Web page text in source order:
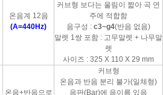
온음계 12음
(A=440Hz)
커브형 보다는 울림이 짧아 곡 연
주에 적합함
음구성 : c3~g4(반음 없음)
말렛 1쌍 포함 : 고무말렛 + 나무말
렛
사이즈 : 325 X 110 X 29 mm
온음+반음으로
커브형
온음과 반음 분리 불가(일체형)
음판(Bar)에 음이름 있음